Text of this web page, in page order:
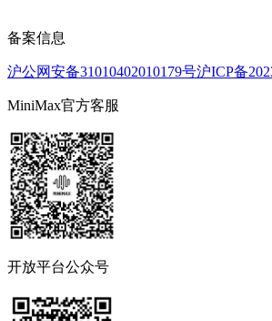
备案信息
沪公网安备31010402010179号沪ICP备
MiniMax官方客服
开放平台公众号